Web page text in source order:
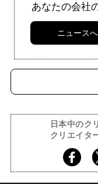
あなたの会社
ニュース
日本中のク
クリエイタ